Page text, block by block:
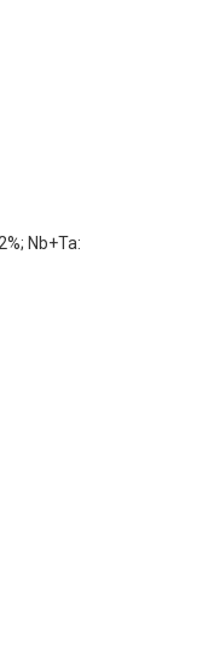
Nb+Ta: